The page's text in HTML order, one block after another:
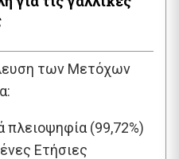
των Μετόχων
πλειοψηφία (99,72%)
Ετήσιες